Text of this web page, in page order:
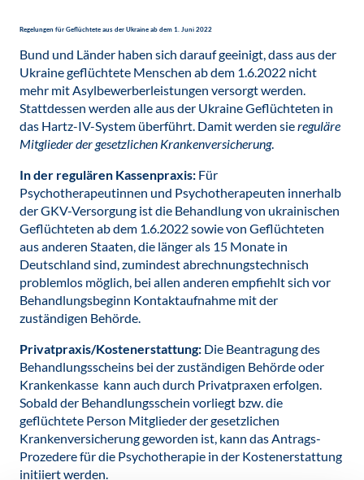
Regelungen für Geflüchtete aus der Ukraine ab dem 1. Juni 2022
Bund und Länder haben sich darauf geeinigt, dass aus der
Ukraine geflüchtete Menschen ab dem 1.6.2022 nicht
mehr mit Asylbewerberleistungen versorgt werden.
Stattdessen werden alle aus der Ukraine Geflüchteten in
das Hartz-IV-System überführt. Damit werden siereguläre
Mitglieder der gesetzlichen Krankenversicherung.
In der regulären Kassenpraxis: Für
Psychotherapeutinnen und Psychotherapeuten innerhalb
der GKV-Versorgung ist die Behandlung von ukrainischen
Geflüchteten ab dem 1.6.2022 sowie von Geflüchteten
aus anderen Staaten, die länger als 15 Monate in
Deutschland sind, zumindest abrechnungs­technisch
problemlos möglich, bei allen anderen empfiehlt sich vor
Behandlungsbeginn Kontaktaufnahme mit der
zuständigen Behörde.
Privatpraxis/Kostenerstattung: Die Beantragung des
Behandlungsscheins bei der zuständigen Behörde oder
Krankenkasse kann auch durch Privatpraxen erfolgen.
Sobald der Behandlungsschein vorliegt bzw. die
geflüchtete Person Mitglieder der gesetzlichen
Krankenversicherung geworden ist, kann das Antrags-
Prozedere für die Psychotherapie in der Kostenerstattung
initiiert werden.